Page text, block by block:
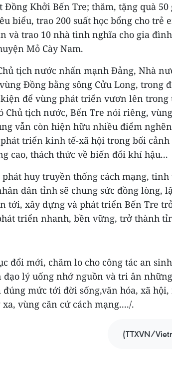
Đồng Khởi Bến Tre; thăm, tặng quà
biểu, trao 200 suất học bổng cho trẻ
và trao 10 nhà tình nghĩa cho gia
Mỏ Cày Nam.
tịch nước nhấn mạnh Đảng, Nhà
Đồng bằng sông Cửu Long, trong
để vùng phát triển vươn lên trong
Chủ tịch nước, Bến Tre nói riêng,
vẫn còn hiện hữu nhiều điểm
triển kinh tế-xã hội trong bối
cao, thách thức về biến đổi khí hậu...
huy truyền thống cách mạng, tinh
dân tỉnh sẽ chung sức đồng lòng,
tới, xây dựng và phát triển Bến Tre
triển nhanh, bền vững, trở thành
đổi mới, chăm lo cho công tác an
lý uống nhớ nguồn và tri ân
mức tới đời sống,văn hóa, xã
vùng căn cứ cách mạng..../.
(TTXVN/